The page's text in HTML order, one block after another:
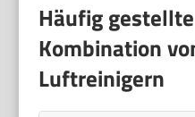
Häufig
Kombination
Luftreinigern